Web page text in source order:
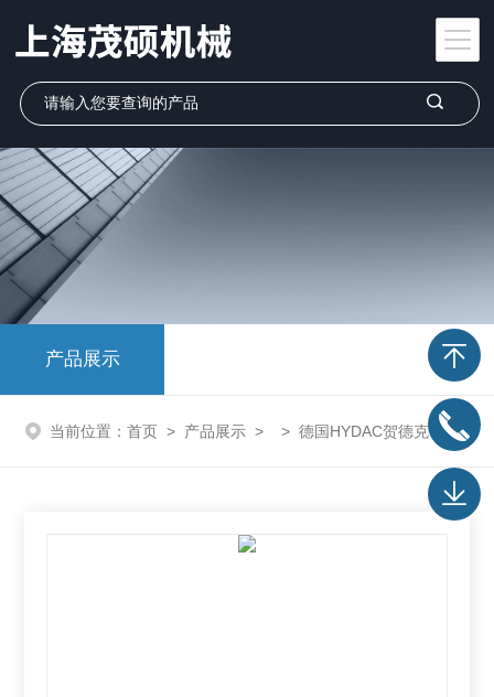
产品展示
当前位置： 首页 > 产品展示 > > 德国HYDAC贺德克> 德国HYDAC板式过滤器一级代理